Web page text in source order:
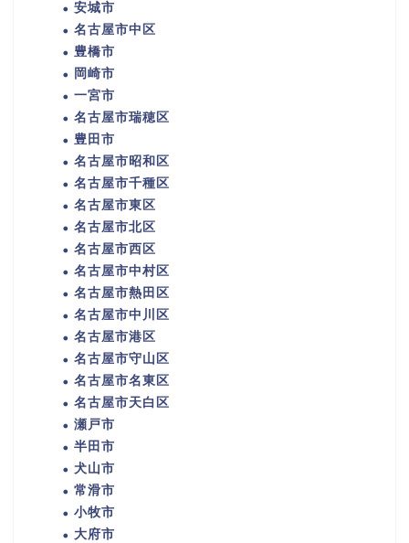
安城市
名古屋市中区
豊橋市
岡崎市
一宮市
名古屋市瑞穂区
豊田市
名古屋市昭和区
名古屋市千種区
名古屋市東区
名古屋市北区
名古屋市西区
名古屋市中村区
名古屋市熱田区
名古屋市中川区
名古屋市港区
名古屋市守山区
名古屋市名東区
名古屋市天白区
瀬戸市
半田市
犬山市
常滑市
小牧市
大府市